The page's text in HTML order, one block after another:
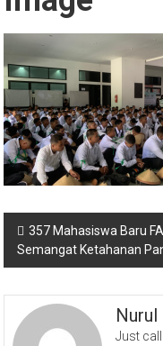
Navigasi
pos
357 Mahasiswa Baru
Semangat Ketahanan
Nurul
Just